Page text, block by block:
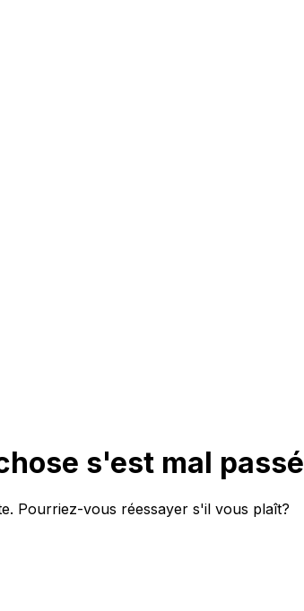
s'est mal passé
Pourriez-vous réessayer s'il vous plaît?